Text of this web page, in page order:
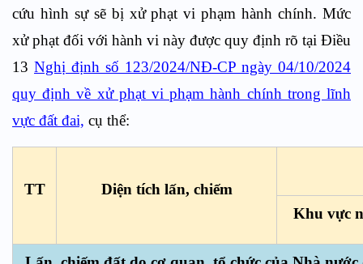
cứu hình sự sẽ bị xử phạt vi phạm hành chính. Mức
xử phạt đối với hành vi này được quy định rõ tại Điều
13 Nghị định số 123/2024/NĐ-CP ngày 04/10/2024
quy định về xử phạt vi phạm hành chính trong lĩnh
vực đất đai, cụ thể:
TT
Diện tích lấn, chiếm
Khu vực